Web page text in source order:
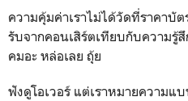
ความคุ้มค่าเราไม่ได้วัดที่ราคาบั
รับจากคอนเสิร์ตเทียบกับความรู้
คมอะ หล่อเลย ถุ้ย
ฟังดูโอเวอร์ แต่เราหมายความแ